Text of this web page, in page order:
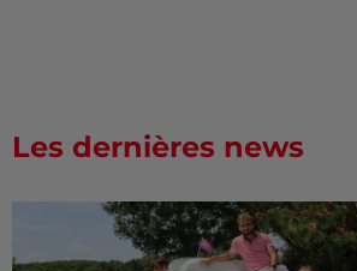
Les dernières news